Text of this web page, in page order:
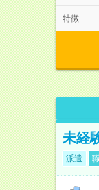
特徴
未経
派遣